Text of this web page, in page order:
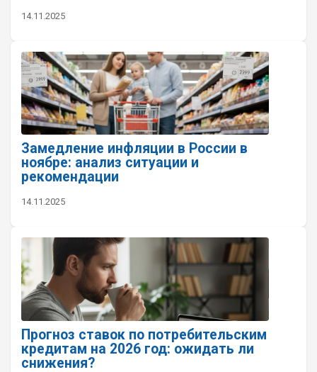
14.11.2025
Замедление инфляции в России в
ноябре: анализ ситуации и
рекомендации
14.11.2025
Прогноз ставок по потребительским
кредитам на 2026 год: ожидать ли
снижения?